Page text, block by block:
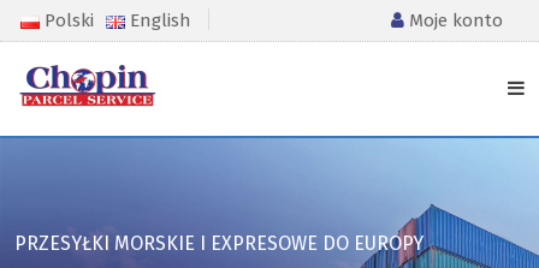
Polski English Moje konto
PRZESYŁKI MORSKIE I EXPRESOWE DO EUROPY